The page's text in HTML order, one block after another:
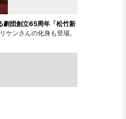
劇団創立65周年「松竹新
ケンさんの化身も登場。